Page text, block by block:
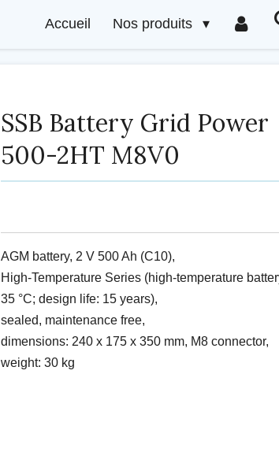
Accueil Nos produits
SSB Battery Grid Power
500-2HT M8V0
AGM battery, 2 V 500 Ah (C10),
High-Temperature Series (high-temperature
35 °C; design life: 15 years),
sealed, maintenance free,
dimensions: 240 x 175 x 350 mm, M8 connector,
weight: 30 kg